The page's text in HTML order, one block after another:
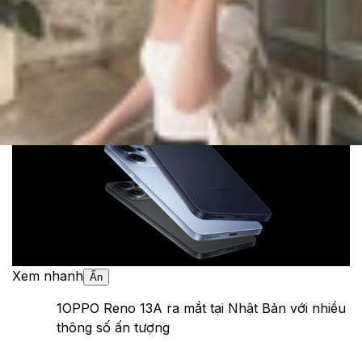
Ngày đăng: 19/06/2025
Cập nhật:19/06/2025
Theo dõi XTMobile trên
Xem nhanh Ẩn
1OPPO Reno 13A ra mắt tại Nhật Bản với nhiều
thông số ấn tượng